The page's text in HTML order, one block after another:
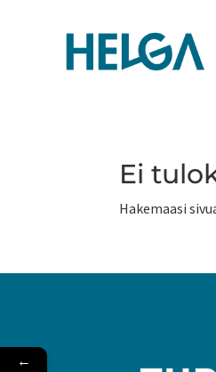
Ei
Hakemaasi
←